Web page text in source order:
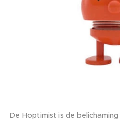
De Hoptimist is de